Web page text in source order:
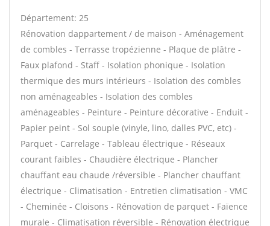
Département: 25
Rénovation dappartement / de maison - Aménagement
de combles - Terrasse tropézienne - Plaque de plâtre -
Faux plafond - Staff - Isolation phonique - Isolation
thermique des murs intérieurs - Isolation des combles
non aménageables - Isolation des combles
aménageables - Peinture - Peinture décorative - Enduit -
Papier peint - Sol souple (vinyle, lino, dalles PVC, etc) -
Parquet - Carrelage - Tableau électrique - Réseaux
courant faibles - Chaudière électrique - Plancher
chauffant eau chaude /réversible - Plancher chauffant
électrique - Climatisation - Entretien climatisation - VMC
- Cheminée - Cloisons - Rénovation de parquet - Faïence
murale - Climatisation réversible - Rénovation électrique